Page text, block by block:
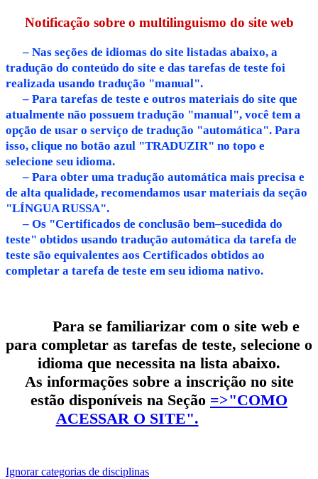
Notificação sobre o multilinguismo do site web
– Nas seções de idiomas do site listadas abaixo, a
tradução do conteúdo do site e das tarefas de teste foi
realizada usando tradução "manual".
– Para tarefas de teste e outros materiais do site que
atualmente não possuem tradução "manual", você tem a
opção de usar o serviço de tradução "automática". Para
isso, clique no botão azul "TRADUZIR" no topo e
selecione seu idioma.
– Para obter uma tradução automática mais precisa e
de alta qualidade, recomendamos usar materiais da seção
"LÍNGUA RUSSA".
– Os "Certificados de conclusão bem–sucedida do
teste" obtidos usando tradução automática da tarefa de
teste são equivalentes aos Certificados obtidos ao
completar a tarefa de teste em seu idioma nativo.
Para se familiarizar com o site web e
para completar as tarefas de teste, selecione o
idioma que necessita na lista abaixo.
As informações sobre a inscrição no site
estão disponíveis na Seção =>"COMO
ACESSAR O SITE".
Ignorar categorias de disciplinas